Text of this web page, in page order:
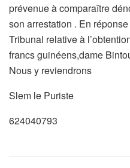
prévenue à comparaître
son arrestation . En
Tribunal relative à
francs guinéens,dame
Nous y reviendrons
Slem le Puriste
624040793